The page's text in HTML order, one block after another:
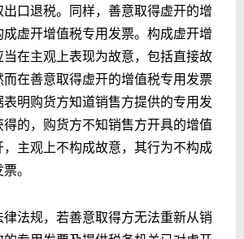
口退税。同样，善意取得虚开的增
虚开增值税专用发票。构成虚开增
在主观上表现为故意，包括直接故
在善意取得虚开的增值税专用发票
明购货方知道销售方提供的专用发
的，购货方不知销售方开具的增值
主观上不构成故意，其行为不构成
。
法规，若善意取得方无法重新从销